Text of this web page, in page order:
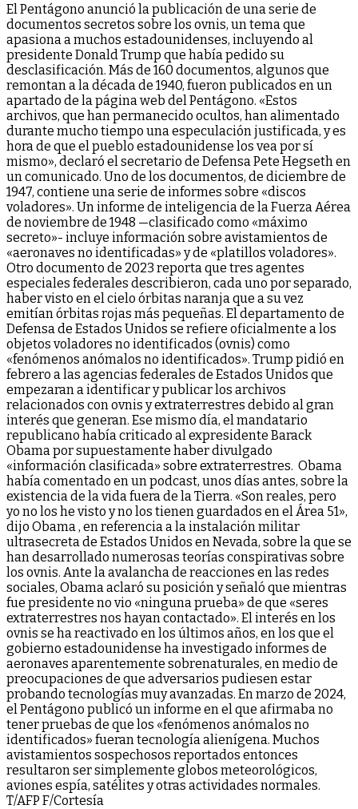
El Pentágono anunció la publicación de una serie de
documentos secretos sobre los ovnis, un tema que
apasiona a muchos estadounidenses, incluyendo al
presidente Donald Trump que había pedido su
desclasificación. Más de 160 documentos, algunos que
remontan a la década de 1940, fueron publicados en un
apartado de la página web del Pentágono. «Estos
archivos, que han permanecido ocultos, han alimentado
durante mucho tiempo una especulación justificada, y es
hora de que el pueblo estadounidense los vea por sí
mismo», declaró el secretario de Defensa Pete Hegseth en
un comunicado. Uno de los documentos, de diciembre de
1947, contiene una serie de informes sobre «discos
voladores». Un informe de inteligencia de la Fuerza Aérea
de noviembre de 1948 —clasificado como «máximo
secreto»- incluye información sobre avistamientos de
«aeronaves no identificadas» y de «platillos voladores».
Otro documento de 2023 reporta que tres agentes
especiales federales describieron, cada uno por separado,
haber visto en el cielo órbitas naranja que a su vez
emitían órbitas rojas más pequeñas. El departamento de
Defensa de Estados Unidos se refiere oficialmente a los
objetos voladores no identificados (ovnis) como
«fenómenos anómalos no identificados». Trump pidió en
febrero a las agencias federales de Estados Unidos que
empezaran a identificar y publicar los archivos
relacionados con ovnis y extraterrestres debido al gran
interés que generan. Ese mismo día, el mandatario
republicano había criticado al expresidente Barack
Obama por supuestamente haber divulgado
«información clasificada» sobre extraterrestres. Obama
había comentado en un podcast, unos días antes, sobre la
existencia de la vida fuera de la Tierra. «Son reales, pero
yo no los he visto y no los tienen guardados en el Área 51»,
dijo Obama , en referencia a la instalación militar
ultrasecreta de Estados Unidos en Nevada, sobre la que se
han desarrollado numerosas teorías conspirativas sobre
los ovnis. Ante la avalancha de reacciones en las redes
sociales, Obama aclaró su posición y señaló que mientras
fue presidente no vio «ninguna prueba» de que «seres
extraterrestres nos hayan contactado». El interés en los
ovnis se ha reactivado en los últimos años, en los que el
gobierno estadounidense ha investigado informes de
aeronaves aparentemente sobrenaturales, en medio de
preocupaciones de que adversarios pudiesen estar
probando tecnologías muy avanzadas. En marzo de 2024,
el Pentágono publicó un informe en el que afirmaba no
tener pruebas de que los «fenómenos anómalos no
identificados» fueran tecnología alienígena. Muchos
avistamientos sospechosos reportados entonces
resultaron ser simplemente globos meteorológicos,
aviones espía, satélites y otras actividades normales.
T/AFP F/Cortesía